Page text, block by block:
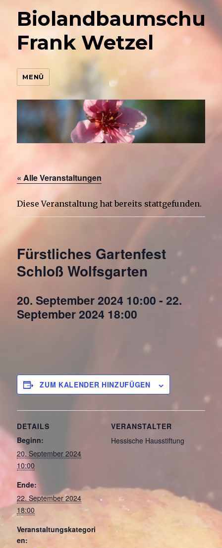
Frank Wetzel
MENÜ
« Alle Veranstaltungen
Diese Veranstaltung hat bereits stattgefunden.
Fürstliches Gartenfest
Schloß Wolfsgarten
20. September 2024 10:00 -22.
September 2024 18:00
ZUM KALENDER HINZUFÜGEN
DETAILS
Beginn:
20. September 2024
10:00
Ende:
22. September 2024
18:00
Veranstaltungskategori
en:
VERANSTALTER
Hessische Hausstiftung